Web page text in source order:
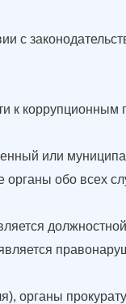
с
к коррупционным
или
органы обо всех
органы